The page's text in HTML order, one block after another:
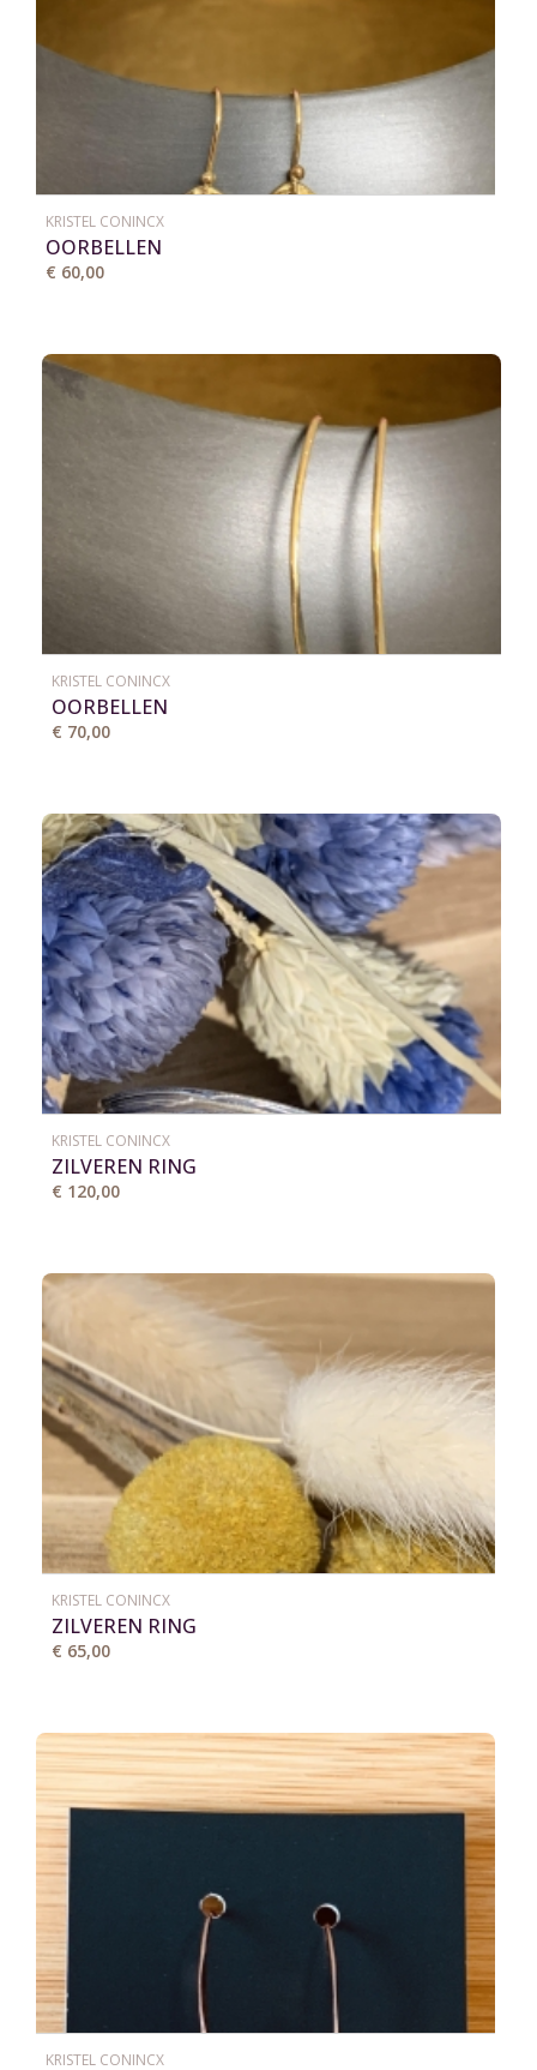
KRISTEL CONINCX
OORBELLEN
€ 60,00
KRISTEL CONINCX
OORBELLEN
€ 70,00
KRISTEL CONINCX
ZILVEREN RING
€ 120,00
KRISTEL CONINCX
ZILVEREN RING
€ 65,00
KRISTEL CONINCX